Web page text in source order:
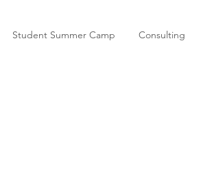
Student Summer Camp Consulting